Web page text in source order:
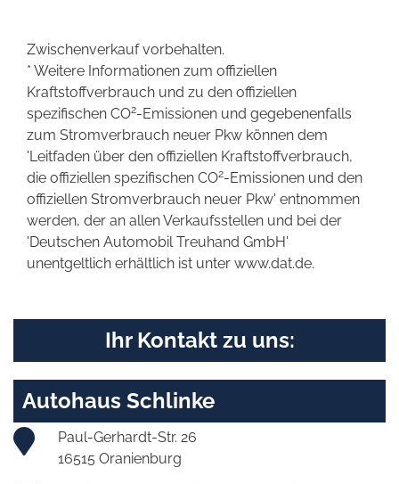
Zwischenverkauf vorbehalten.
* Weitere Informationen zum offiziellen
Kraftstoffverbrauch und zu den offiziellen
spezifischen CO2-Emissionen und gegebenenfalls
zum Stromverbrauch neuer Pkw können dem
'Leitfaden über den offiziellen Kraftstoffverbrauch,
die offiziellen spezifischen CO2-Emissionen und den
offiziellen Stromverbrauch neuer Pkw' entnommen
werden, der an allen Verkaufsstellen und bei der
'Deutschen Automobil Treuhand GmbH'
unentgeltlich erhältlich ist unter www.dat.de.
Ihr Kontakt zu uns:
Autohaus Schlinke
Paul-Gerhardt-Str. 26
16515 Oranienburg